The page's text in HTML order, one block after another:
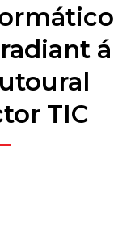
á
TIC